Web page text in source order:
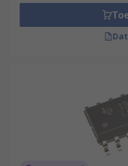
component in many
analysis equipment),
analysers) and wireless